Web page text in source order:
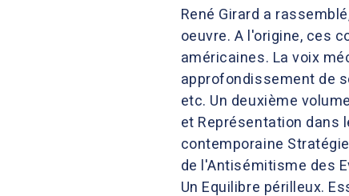
René Girard a
oeuvre. A l'origine, ces
américaines. La voix
approfondissement de
etc. Un deuxième
et Représentation dans
contemporaine
de l'Antisémitisme des
Un Equilibre périlleux.